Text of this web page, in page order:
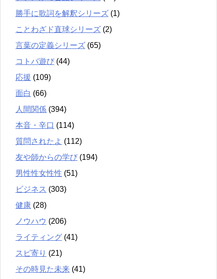
勝手に歌詞を解釈シリーズ (1)
ことわざド直球シリーズ (2)
言葉の定義シリーズ (65)
コトバ遊び (44)
応援 (109)
面白 (66)
人間関係 (394)
本音・辛口 (114)
質問されたよ (112)
友や師からの学び (194)
男性性女性性 (51)
ビジネス (303)
健康 (28)
ノウハウ (206)
ライティング (41)
スピ寄り (21)
その時見た未来 (41)